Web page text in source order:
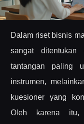
Dalam riset bisnis
sangat
tantangan paling
instrumen,
kuesioner yang
Oleh karena